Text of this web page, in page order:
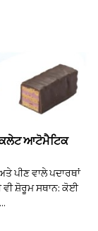
ਆਟੋਮੈਟਿਕ
ਪੀਣ ਵਾਲੇ ਪਦਾਰਥਾਂ
ਵੀ ਸ਼ੋਰੂਮ ਸਥਾਨ: ਕੋਈ